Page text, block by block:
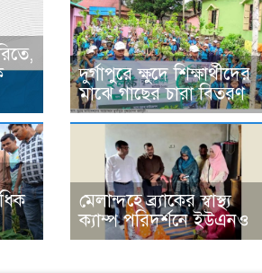
দুর্গাপুরে ক্ষুদে শিক্ষার্থীদের
মাঝে গাছের চারা বিতরণ
মেলান্দহে ব্র্যাকের স্বাস্থ্য
ক্যাম্প পরিদর্শনে ইউএনও